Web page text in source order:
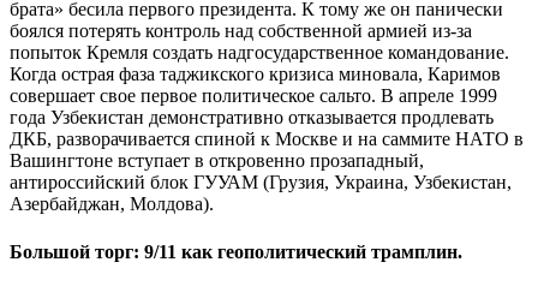
брата» бесила первого президента. К тому же он панически
боялся потерять контроль над собственной армией из-за
попыток Кремля создать надгосударственное командование.
Когда острая фаза таджикского кризиса миновала, Каримов
совершает свое первое политическое сальто. В апреле 1999
года Узбекистан демонстративно отказывается продлевать
ДКБ, разворачивается спиной к Москве и на саммите НАТО в
Вашингтоне вступает в откровенно прозападный,
антироссийский блок ГУУАМ (Грузия, Украина, Узбекистан,
Азербайджан, Молдова).
Большой торг: 9/11 как геополитический трамплин.